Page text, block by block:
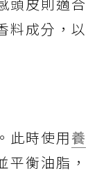
料成分，以
此時使用養
平衡油脂，